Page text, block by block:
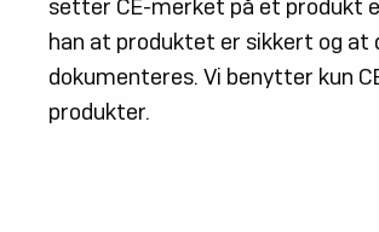
setter CE-merket på et produkt
han at produktet er sikkert og at
dokumenteres. Vi benytter kun
produkter.